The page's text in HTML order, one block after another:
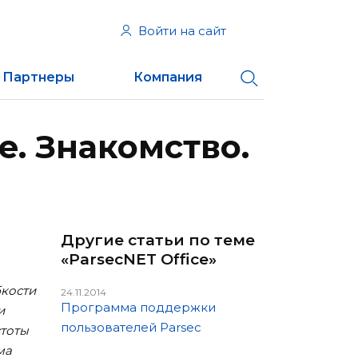
Войти на сайт
Партнеры Компания
Знакомство.
Другие статьи по теме
«ParsecNET Office»
24.11.2014
Программа поддержки
пользователей Parsec